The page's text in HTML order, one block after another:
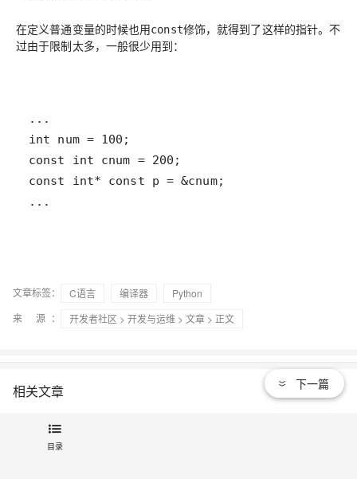
在定义普通变量的时候也用const修饰，就得到了这样的指针。不
过由于限制太多，一般很少用到：
...
文章标签： C语言 编译器
Python
来 源：
开发者社区 > 开发与运维 > 文章 > 正文
目录
相关文章 下一篇